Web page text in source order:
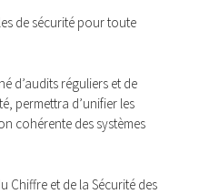
de sécurité pour toute
d’audits réguliers et de
permettra d’unifier les
cohérente des systèmes
Chiffre et de la Sécurité des